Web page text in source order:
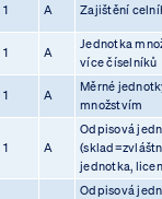
1 A Zajištění
1 A
Jednotka
více číselníků
1 A
Měrné
množstvím
1 A
Odpisová
jednotka,
Odpisová